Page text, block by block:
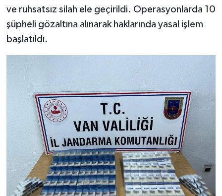
ve ruhsatsız silah ele geçirildi. Operasyonlarda 10
şüpheli gözaltına alınarak haklarında yasal işlem
başlatıldı.